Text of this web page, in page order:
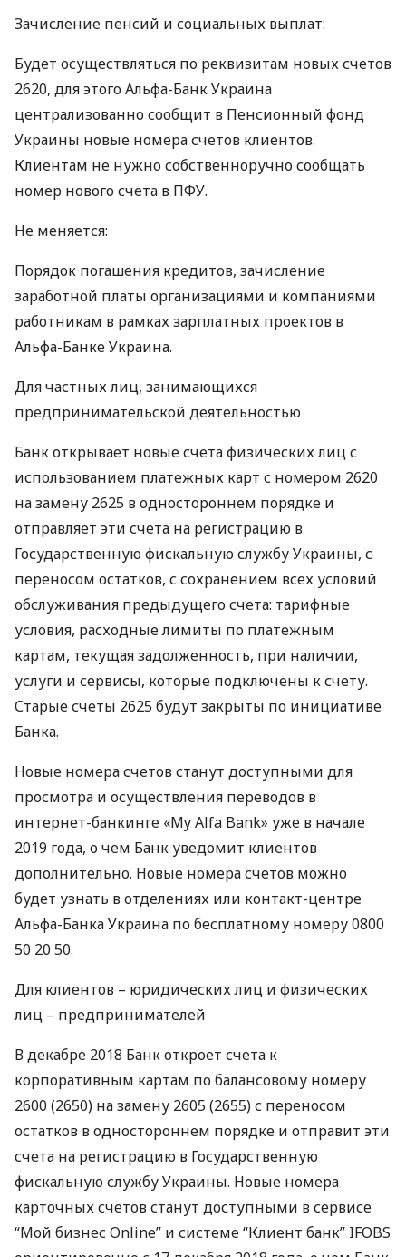
Зачисление пенсий и социальных выплат:
Будет осуществляться по реквизитам новых счетов
2620, для этого Альфа-Банк Украина
централизованно сообщит в Пенсионный фонд
Украины новые номера счетов клиентов.
Клиентам не нужно собственноручно сообщать
номер нового счета в ПФУ.
Не меняется:
Порядок погашения кредитов, зачисление
заработной платы организациями и компаниями
работникам в рамках зарплатных проектов в
Альфа-Банке Украина.
Для частных лиц, занимающихся
предпринимательской деятельностью
Банк открывает новые счета физических лиц с
использованием платежных карт с номером 2620
на замену 2625 в одностороннем порядке и
отправляет эти счета на регистрацию в
Государственную фискальную службу Украины, с
переносом остатков, с сохранением всех условий
обслуживания предыдущего счета: тарифные
условия, расходные лимиты по платежным
картам, текущая задолженность, при наличии,
услуги и сервисы, которые подключены к счету.
Старые счеты 2625 будут закрыты по инициативе
Банка.
Новые номера счетов станут доступными для
просмотра и осуществления переводов в
интернет-банкинге «My Alfa Bank» уже в начале
2019 года, о чем Банк уведомит клиентов
дополнительно. Новые номера счетов можно
будет узнать в отделениях или контакт-центре
Альфа-Банка Украина по бесплатному номеру 0800
50 20 50.
Для клиентов – юридических лиц и физических
лиц – предпринимателей
В декабре 2018 Банк откроет счета к
корпоративным картам по балансовому номеру
2600 (2650) на замену 2605 (2655) с переносом
остатков в одностороннем порядке и отправит эти
счета на регистрацию в Государственную
фискальную службу Украины. Новые номера
карточных счетов станут доступными в сервисе
“Мой бизнес Online” и системе “Клиент банк” IFOBS